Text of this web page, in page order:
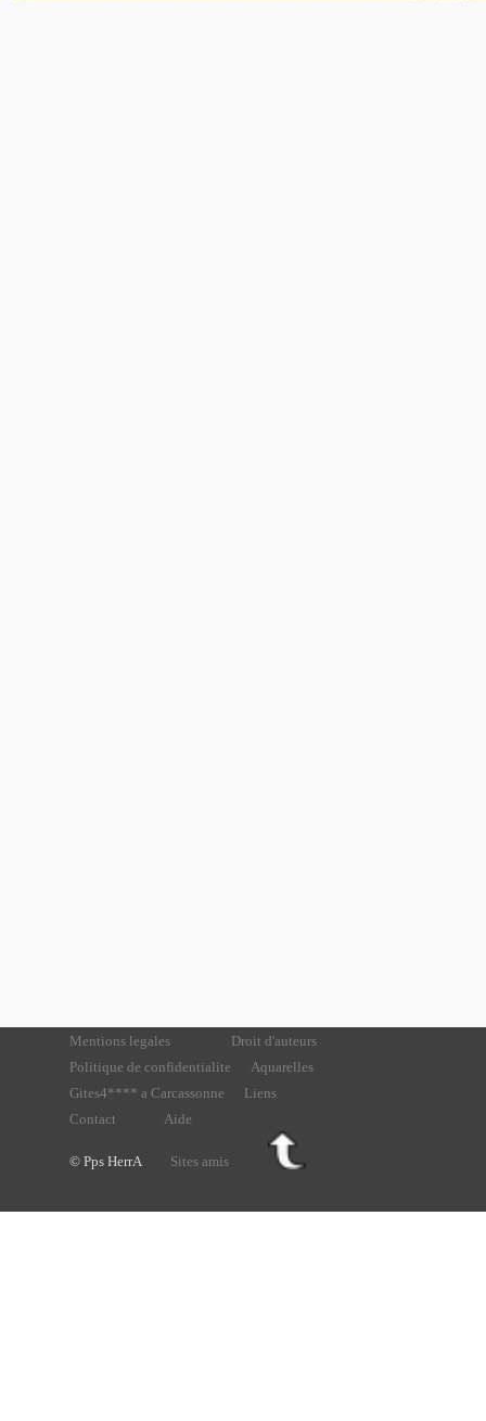
Mentions legales
Droit d'auteurs
Politique de confidentialite
Aquarelles
Gites4**** a Carcassonne
Liens
Contact
Aide
© Pps HerrA Sites amis